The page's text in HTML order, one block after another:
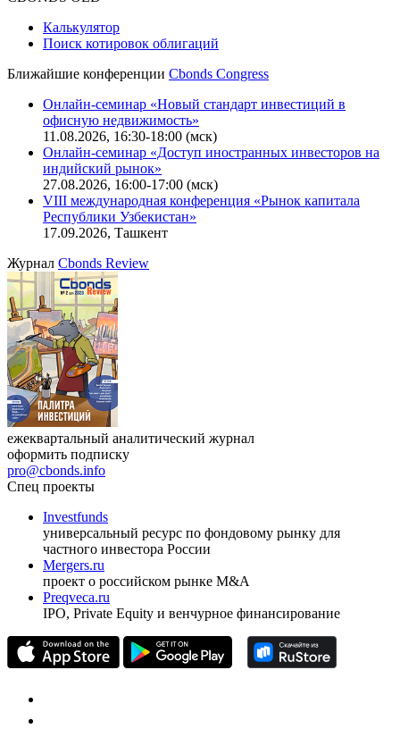
Калькулятор
Поиск котировок облигаций
Ближайшие конференции Cbonds Congress
Онлайн-семинар «Новый стандарт инвестиций в
офисную недвижимость»
11.08.2026, 16:30-18:00 (мск)
Онлайн-семинар «Доступ иностранных инвесторов на
индийский рынок»
27.08.2026, 16:00-17:00 (мск)
VIII международная конференция «Рынок капитала
Республики Узбекистан»
17.09.2026, Ташкент
Журнал Cbonds Review
ежеквартальный аналитический журнал
оформить подписку
pro@cbonds.info
Спец проекты
Investfunds
универсальный ресурс по фондовому рынку для
частного инвестора России
Mergers.ru
проект о российском рынке M&A
Preqveca.ru
IPO, Private Equity и венчурное финансирование